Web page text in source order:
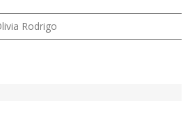
Rodrigo